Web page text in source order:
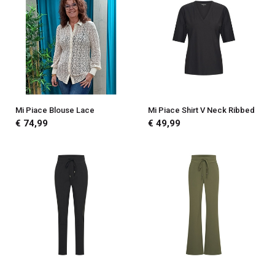
Mi Piace Blouse Lace
€ 74,99
Mi Piace Shirt V Neck Ribbed
€ 49,99